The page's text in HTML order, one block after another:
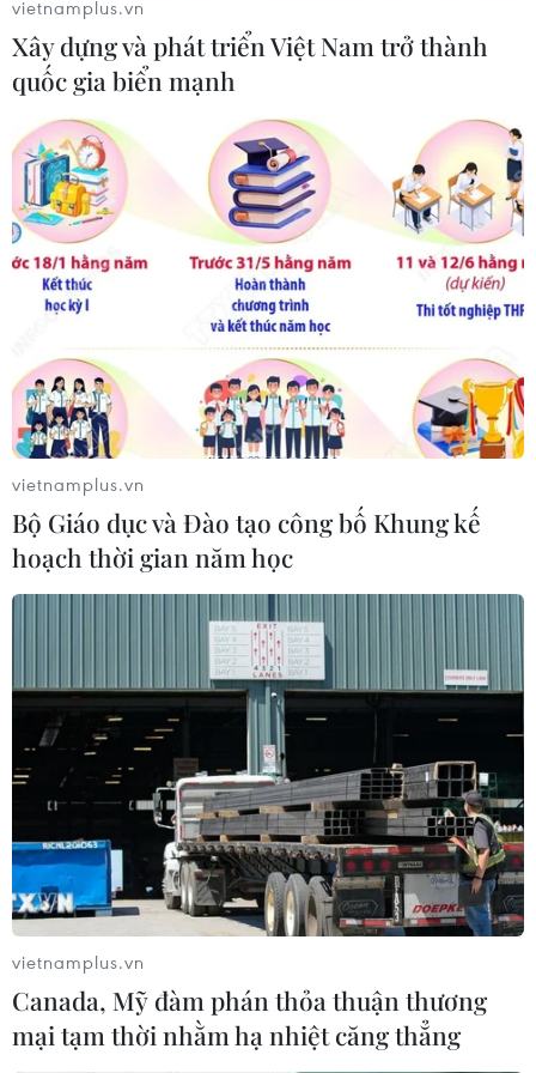
vietnamplus.vn
Xây dựng và phát triển Việt Nam trở thành
quốc gia biển mạnh
vietnamplus.vn
Bộ Giáo dục và Đào tạo công bố Khung kế
hoạch thời gian năm học
vietnamplus.vn
Canada, Mỹ đàm phán thỏa thuận thương
mại tạm thời nhằm hạ nhiệt căng thẳng